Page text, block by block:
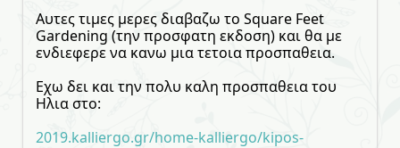
Αυτες τιμες μερες διαβαζω το Square Feet
Gardening (την προσφατη εκδοση) και θα με
ενδιεφερε να κανω μια τετοια προσπαθεια.
Εχω δει και την πολυ καλη προσπαθεια του
Ηλια στο:
2019.kalliergo.gr/home-kalliergo/kipos-